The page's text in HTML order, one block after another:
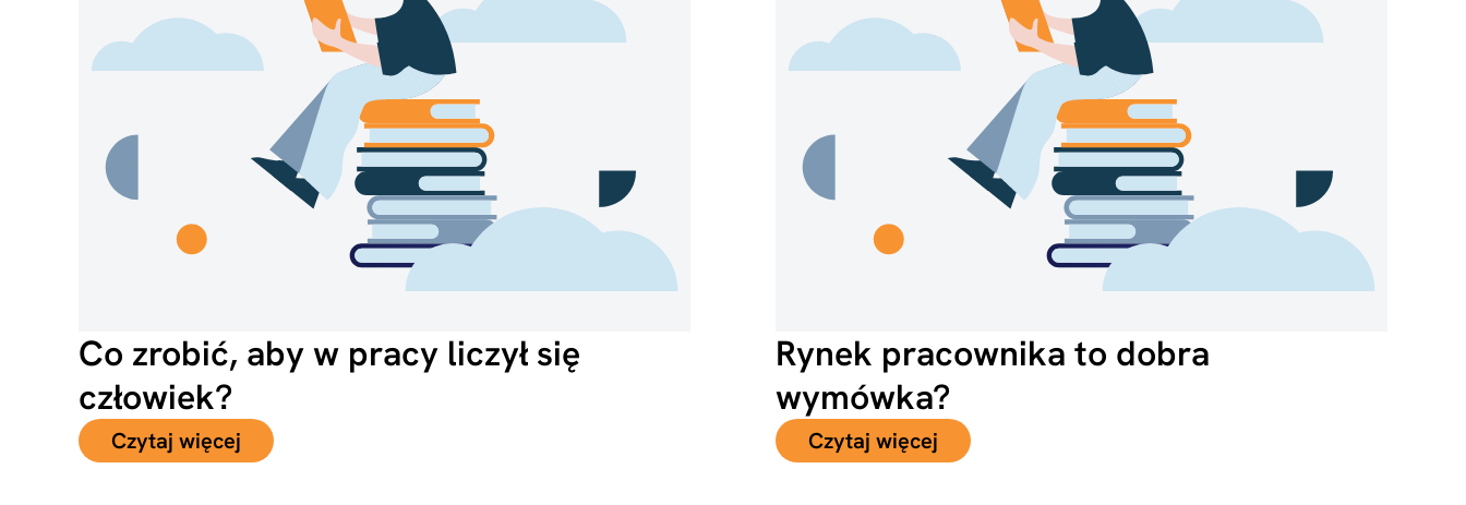
Co zrobić, aby w pracy liczył się
człowiek?
Czytaj więcej
Rynek pracownika to dobra
wymówka?
Czytaj więcej